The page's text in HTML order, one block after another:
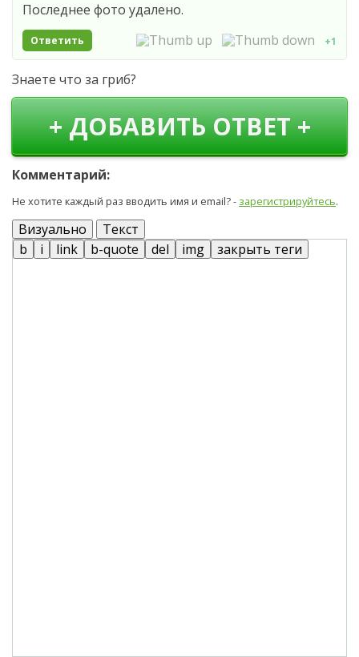
Последнее фото удалено.
Ответить +1
Знаете что за гриб?
+ ДОБАВИТЬ ОТВЕТ +
Комментарий:
Не хотите каждый раз вводить имя и email? - зарегистрируйтесь.
Визуально Текст